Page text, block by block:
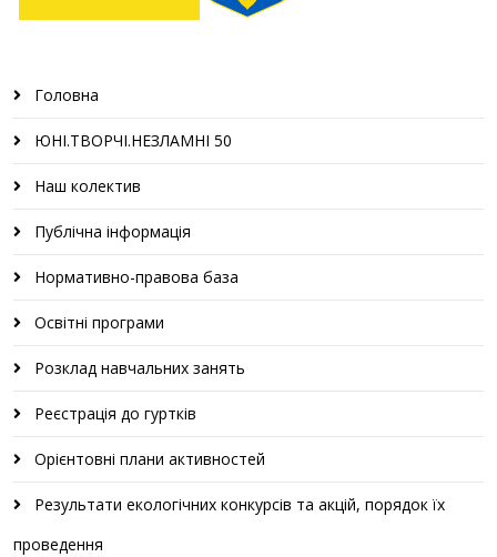
Головна
ЮНІ.ТВОРЧІ.НЕЗЛАМНІ 50
Наш колектив
Публічна інформація
Нормативно-правова база
Освітні програми
Розклад навчальних занять
Реєстрація до гуртків
Орієнтовні плани активностей
Результати екологічних конкурсів та акцій, порядок їх
проведення